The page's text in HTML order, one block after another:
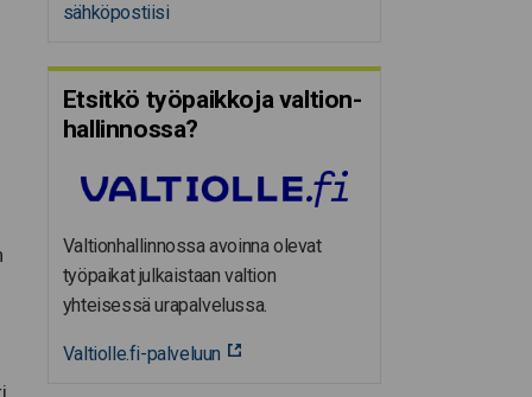
sähköpostiisi
Etsitkö työpaikkoja valtion­
hal­lin­nossa?
Valtionhallinnossa avoinna olevat
työpaikat julkaistaan valtion
yhteisessä urapalvelussa.
Valtiolle.fi-palveluun